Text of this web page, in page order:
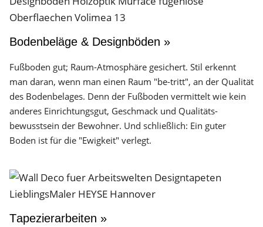
Bodenbeläge & Designböden »
Fußboden gut; Raum-Atmosphäre gesichert. Stil erkennt
man daran, wenn man einen Raum "be-tritt", an der Qualität
des Boden­belages. Denn der Fuß­boden vermittelt wie kein
anderes Einrichtungs­gut, Geschmack und Qualitäts­
bewusstsein der Bewohner. Und schließlich: Ein guter
Boden ist für die "Ewigkeit" verlegt.
Tapezierarbeiten »